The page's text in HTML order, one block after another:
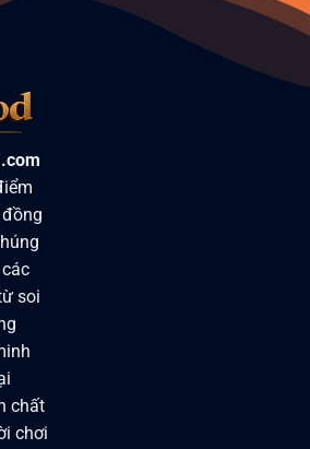
soi
chất
chơi